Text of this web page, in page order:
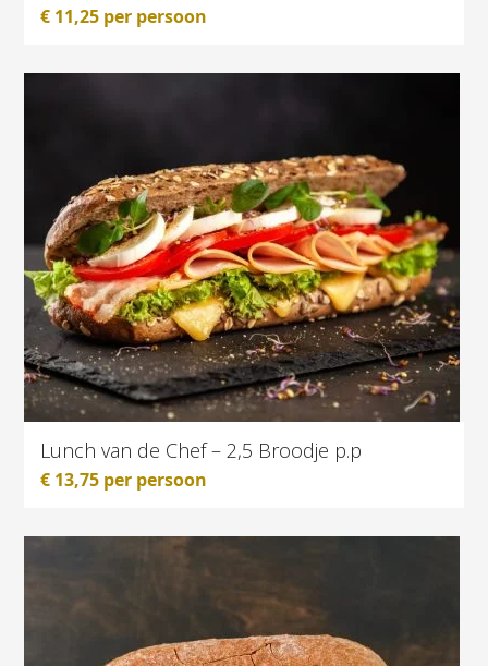
€ 11,25 per persoon
Lunch van de Chef – 2,5 Broodje p.p
€ 13,75 per persoon